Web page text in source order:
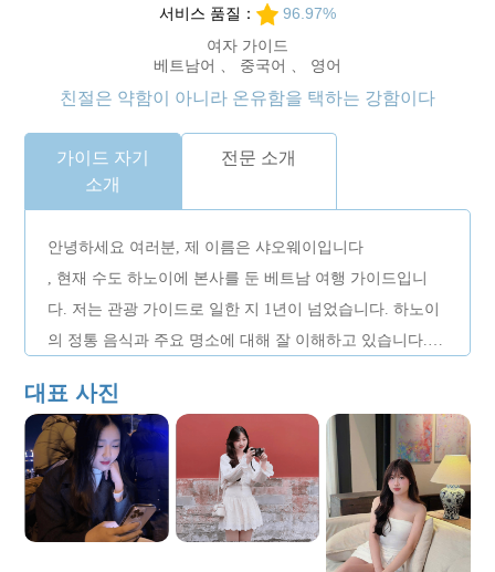
서비스 품질：
96.97%
여자 가이드
베트남어 、 중국어 、 영어
친절은 약함이 아니라 온유함을 택하는 강함이다
가이드 자기
소개
전문 소개
안녕하세요 여러분, 제 이름은 샤오웨이입니다
, 현재 수도 하노이에 본사를 둔 베트남 여행 가이드입니
다. 저는 관광 가이드로 일한 지 1년이 넘었습니다. 하노이
의 정통 음식과 주요 명소에 대해 잘 이해하고 있습니다.
수 있습니다. 나는 따뜻하고 쾌활한 성격, 꼼꼼하고 사려
깊은 서비스를 가지고 있으며, 관광객들이 현지 간식을 맛
보고 하노이의 음식 문화를 이해하도록 이끄는 데 능숙합
니다.
대표 사진